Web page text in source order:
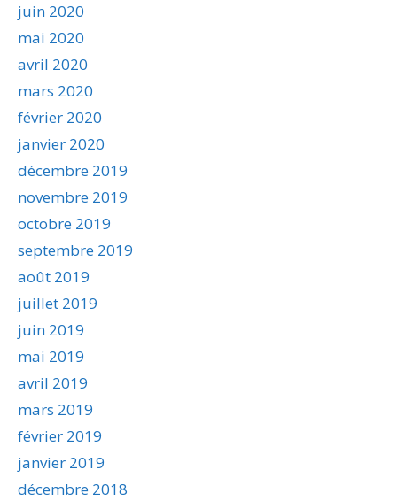
juin 2020
mai 2020
avril 2020
mars 2020
février 2020
janvier 2020
décembre 2019
novembre 2019
octobre 2019
septembre 2019
août 2019
juillet 2019
juin 2019
mai 2019
avril 2019
mars 2019
février 2019
janvier 2019
décembre 2018